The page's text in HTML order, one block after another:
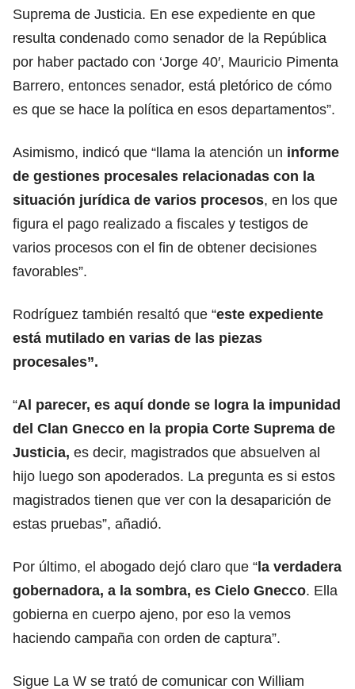
Suprema de Justicia. En ese expediente en que
resulta condenado como senador de la República
por haber pactado con ‘Jorge 40′, Mauricio Pimenta
Barrero, entonces senador, está pletórico de cómo
es que se hace la política en esos departamentos”.
Asimismo, indicó que “llama la atención un informe
de gestiones procesales relacionadas con la
situación jurídica de varios procesos, en los que
figura el pago realizado a fiscales y testigos de
varios procesos con el fin de obtener decisiones
favorables”.
Rodríguez también resaltó que “este expediente
está mutilado en varias de las piezas
procesales”.
“Al parecer, es aquí donde se logra la impunidad
del Clan Gnecco en la propia Corte Suprema de
Justicia, es decir, magistrados que absuelven al
hijo luego son apoderados. La pregunta es si estos
magistrados tienen que ver con la desaparición de
estas pruebas”, añadió.
Por último, el abogado dejó claro que “la verdadera
gobernadora, a la sombra, es Cielo Gnecco. Ella
gobierna en cuerpo ajeno, por eso la vemos
haciendo campaña con orden de captura”.
Sigue La W se trató de comunicar con William